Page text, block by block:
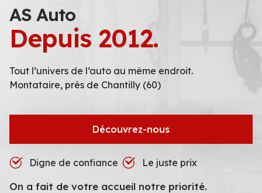
AS Auto
Depuis 2012.
Tout l’univers de l’auto au même endroit.
Montataire, près de Chantilly (60)
Découvrez-nous
Digne de confiance Le juste prix
On a fait de votre accueil notre priorité.